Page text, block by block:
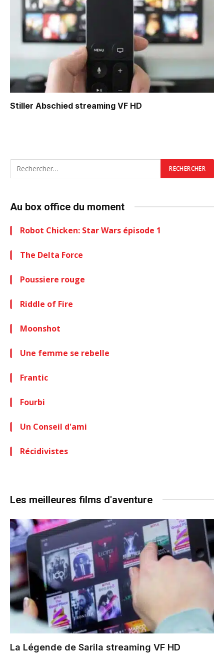
Stiller Abschied streaming VF HD
Au box office du moment
Robot Chicken: Star Wars épisode 1
The Delta Force
Poussiere rouge
Riddle of Fire
Moonshot
Une femme se rebelle
Frantic
Fourbi
Un Conseil d'ami
Récidivistes
Les meilleures films d'aventure
La Légende de Sarila streaming VF HD